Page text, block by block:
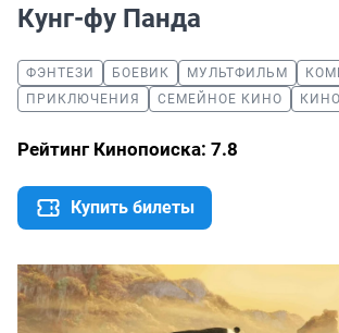
Кунг-фу Панда
ФЭНТЕЗИ БОЕВИК МУЛЬТФИЛЬМ
ПРИКЛЮЧЕНИЯ
СЕМЕЙНОЕ КИНО КИНО
Рейтинг Кинопоиска: 7.8
Купить билеты